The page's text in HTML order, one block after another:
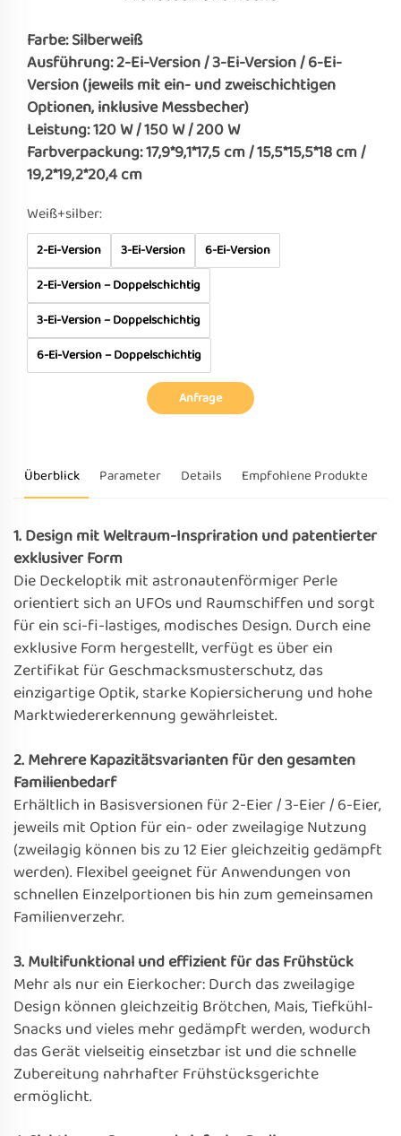
Farbe: Silberweiß
Ausführung: 2-Ei-Version / 3-Ei-Version / 6-Ei-
Version (jeweils mit ein- und zweischichtigen
Optionen, inklusive Messbecher)
Leistung: 120 W / 150 W / 200 W
Farbverpackung: 17,9*9,1*17,5 cm / 15,5*15,5*18 cm /
19,2*19,2*20,4 cm
Weiß+silber:
2-Ei-Version 3-Ei-Version
6-Ei-Version
2-Ei-Version – Doppelschichtig
3-Ei-Version – Doppelschichtig
6-Ei-Version – Doppelschichtig
Anfrage
Überblick Parameter Details Empfohlene Produkte
1. Design mit Weltraum-Inspriration und patentierter
exklusiver Form
Die Deckeloptik mit astronautenförmiger Perle
orientiert sich an UFOs und Raumschiffen und sorgt
für ein sci-fi-lastiges, modisches Design. Durch eine
exklusive Form hergestellt, verfügt es über ein
Zertifikat für Geschmacksmusterschutz, das
einzigartige Optik, starke Kopiersicherung und hohe
Marktwiedererkennung gewährleistet.
2. Mehrere Kapazitätsvarianten für den gesamten
Familienbedarf
Erhältlich in Basisversionen für 2-Eier / 3-Eier / 6-Eier,
jeweils mit Option für ein- oder zweilagige Nutzung
(zweilagig können bis zu 12 Eier gleichzeitig gedämpft
werden). Flexibel geeignet für Anwendungen von
schnellen Einzelportionen bis hin zum gemeinsamen
Familienverzehr.
3. Multifunktional und effizient für das Frühstück
Mehr als nur ein Eierkocher: Durch das zweilagige
Design können gleichzeitig Brötchen, Mais, Tiefkühl-
Snacks und vieles mehr gedämpft werden, wodurch
das Gerät vielseitig einsetzbar ist und die schnelle
Zubereitung nahrhafter Frühstücksgerichte
ermöglicht.